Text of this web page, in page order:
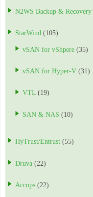
N2WS Backup & Recovery
StarWind (105)
vSAN for vShpere (35)
vSAN for Hyper-V (31)
VTL (19)
SAN & NAS (10)
HyTrust/Entrust (55)
Druva (22)
Accops (22)